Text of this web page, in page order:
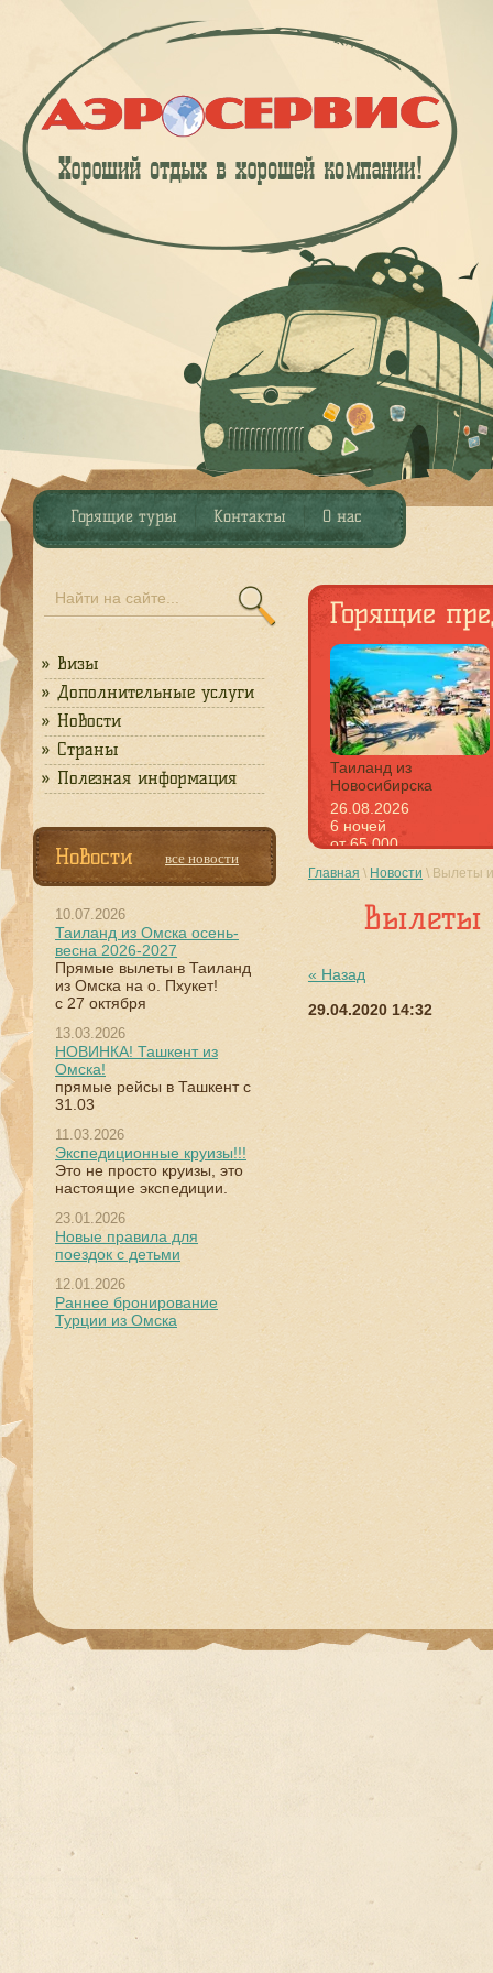
Горящие туры Контакты О нас
Горящие
Таиланд из
Новосибирска
26.08.2026
6 ночей
от 65 000
Абхазия из Омска
16.08.2026
Главная \ Новости \ Вылеты
Вылеты
« Назад
29.04.2020 14:32
Визы
Дополнительные услуги
Новости
Страны
Полезная информация
Новости все новости
10.07.2026
Таиланд из Омска осень-
весна 2026-2027
Прямые вылеты в Таиланд
из Омска на о. Пхукет!
с 27 октября
13.03.2026
НОВИНКА! Ташкент из
Омска!
прямые рейсы в Ташкент с
31.03
11.03.2026
Экспедиционные круизы!!!
Это не просто круизы, это
настоящие экспедиции.
23.01.2026
Новые правила для
поездок с детьми
12.01.2026
Раннее бронирование
Турции из Омска